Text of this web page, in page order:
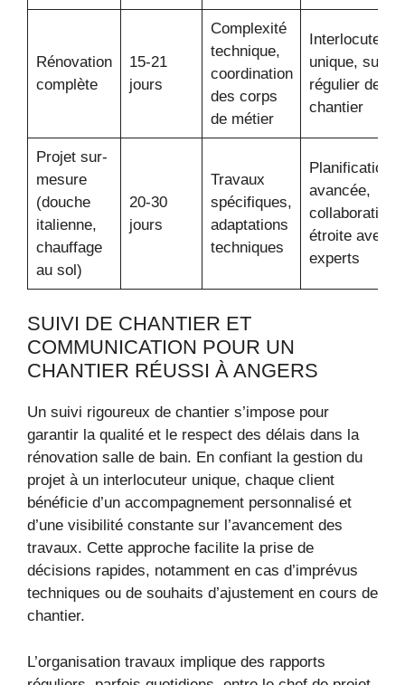
Rénovation
complète
15-21
jours
Complexité
technique,
coordination
des corps
de métier
Interlocuteur
unique, suivi
régulier de
chantier
Projet sur-
mesure
(douche
italienne,
chauffage
au sol)
20-30
jours
Travaux
spécifiques,
adaptations
techniques
Planification
avancée,
collaboration
étroite avec
experts
SUIVI DE CHANTIER ET
COMMUNICATION POUR UN
CHANTIER RÉUSSI À ANGERS
Un suivi rigoureux de chantier s’impose pour
garantir la qualité et le respect des délais dans la
rénovation salle de bain. En confiant la gestion du
projet à un interlocuteur unique, chaque client
bénéficie d’un accompagnement personnalisé et
d’une visibilité constante sur l’avancement des
travaux. Cette approche facilite la prise de
décisions rapides, notamment en cas d’imprévus
techniques ou de souhaits d’ajustement en cours de
chantier.
L’organisation travaux implique des rapports